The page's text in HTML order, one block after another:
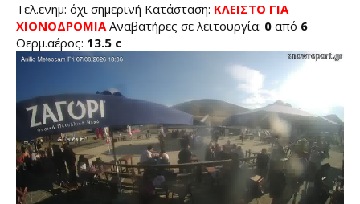
Τελ.ενημ: όχι σημερινή Κατάσταση: ΚΛΕΙΣΤΟ ΓΙΑ
ΧΙΟΝΟΔΡΟΜΙΑ Αναβατήρες σε λειτουργία: 0 από 6
Θερμ.αέρος: 13.5 c